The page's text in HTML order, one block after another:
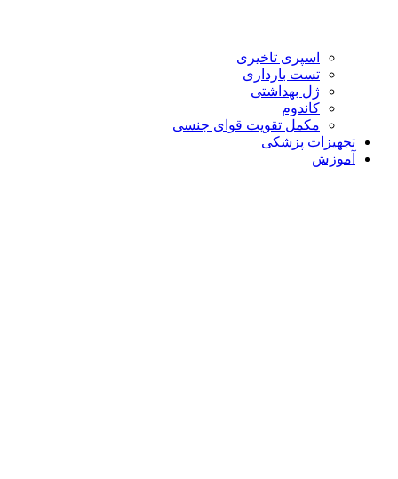
اسپری تاخیری
تست بارداری
ژل بهداشتی
کاندوم
مکمل تقویت قوای جنسی
تجهیزات پزشکی
آموزش